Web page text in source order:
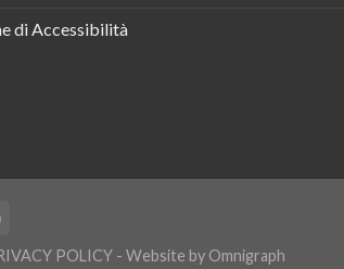
di Accessibilità
POLICY- Website by Omnigraph